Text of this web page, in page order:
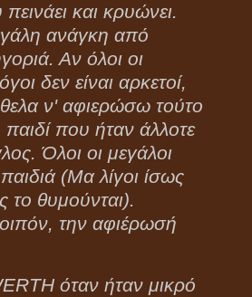
και κρυώνει.
ανάγκη από
Αν όλοι οι
δεν είναι αρκετοί,
ν' αφιερώσω τούτο
παιδί που ήταν άλλοτε
Όλοι οι μεγάλοι
(Μα λίγοι ίσως
το θυμούνται).
την αφιέρωσή
όταν ήταν μικρό